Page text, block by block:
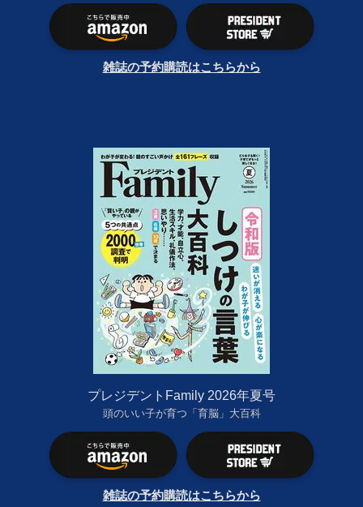
雑誌の予約購読はこちらから
プレジデントFamily 2026年夏号
頭のいい子が育つ「育脳」大百科
雑誌の予約購読はこちらから